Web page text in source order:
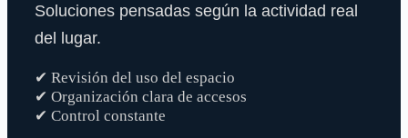
Soluciones pensadas según la actividad real
del lugar.
✔ Revisión del uso del espacio
✔ Organización clara de accesos
✔ Control constante